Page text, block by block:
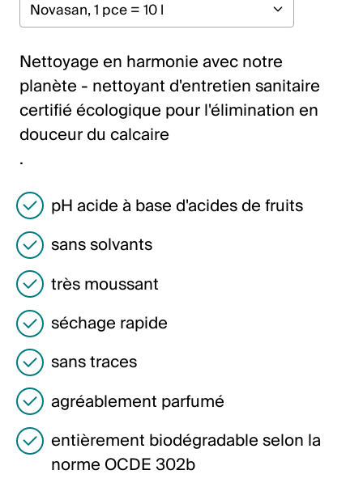
Italiano
Autriche
Deutsch
English
Allemagne
Deutsch
English
Suède
Svenska
English
Pologne
Polski
Nettoyage en harmonie avec notre
planète - nettoyant d'entretien sanitaire
certifié écologique pour l'élimination en
douceur du calcaire
.
pH acide à base d'acides de fruits
sans solvants
très moussant
séchage rapide
sans traces
agréablement parfumé
entièrement biodégradable selon la
norme OCDE 302b